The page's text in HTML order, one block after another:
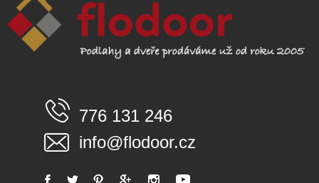
776 131 246
info@flodoor.cz